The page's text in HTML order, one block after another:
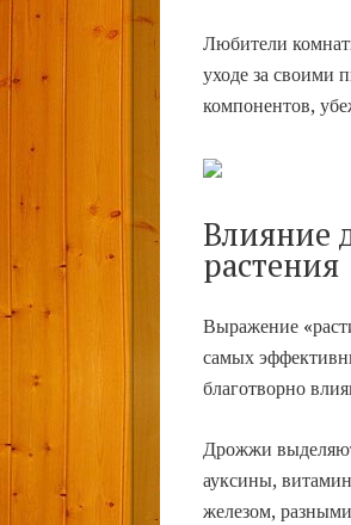
Любители
уходе за своими
компонентов,
Влияние
растения
Выражение
самых
благотворно
Дрожжи
ауксины,
железом,